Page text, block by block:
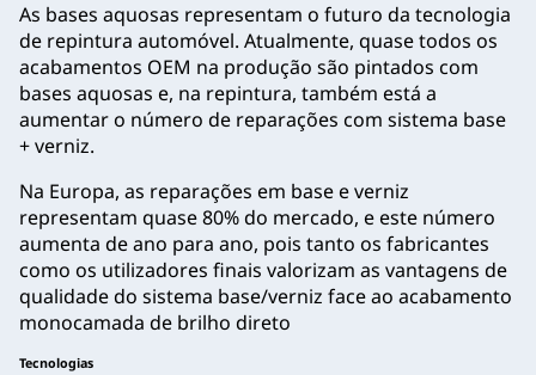
As bases aquosas representam o futuro da tecnologia
de repintura automóvel. Atualmente, quase todos os
acabamentos OEM na produção são pintados com
bases aquosas e, na repintura, também está a
aumentar o número de reparações com sistema base
+ verniz.
Na Europa, as reparações em base e verniz
representam quase 80% do mercado, e este número
aumenta de ano para ano, pois tanto os fabricantes
como os utilizadores finais valorizam as vantagens de
qualidade do sistema base/verniz face ao acabamento
monocamada de brilho direto
Tecnologias